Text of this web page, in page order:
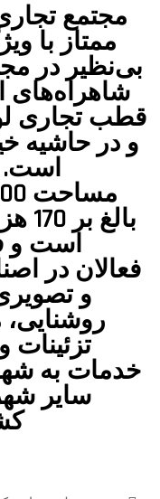
مجتمع
ممتاز با
بی‌نظیر در
شاهراه‌های
قطب تجاری
و در حاشیه
است.
است و
فعالان در
و
خدمات به
سایر